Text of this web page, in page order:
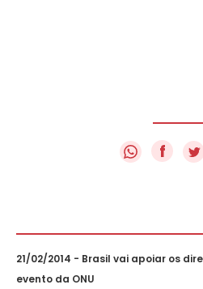
f
21/02/2014 - Brasil vai apoiar os
evento da ONU